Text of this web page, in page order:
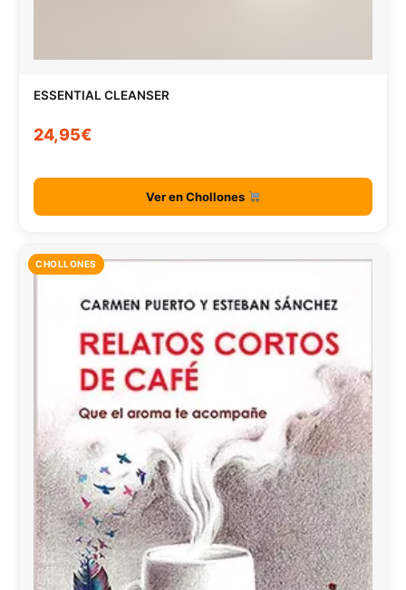
ESSENTIAL CLEANSER
24,95€
Ver en Chollones
CHOLLONES